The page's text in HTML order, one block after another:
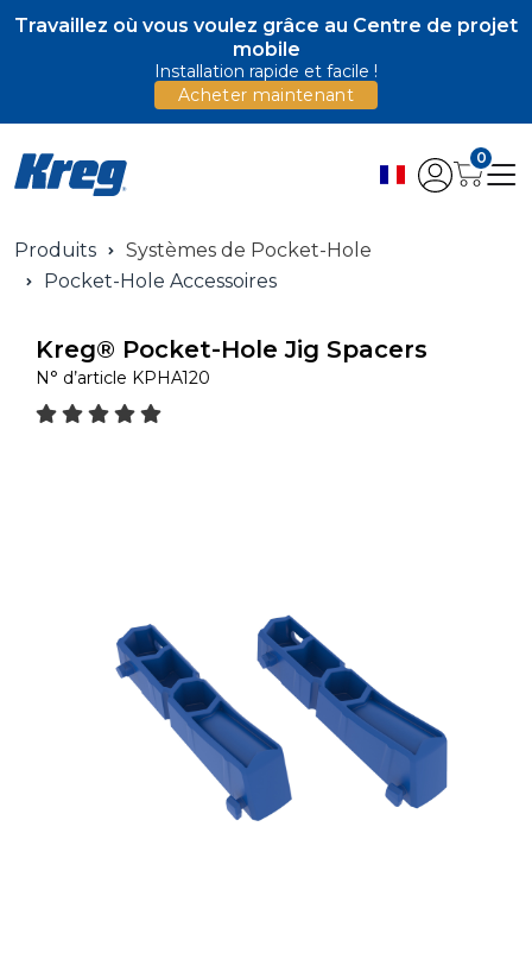
Travaillez où vous voulez grâce au Centre de projet
mobile
Installation rapide et facile !
Acheter maintenant
0
Produits
Systèmes de Pocket-Hole
Pocket-Hole Accessoires
Kreg® Pocket-Hole Jig Spacers
N° d’article KPHA120